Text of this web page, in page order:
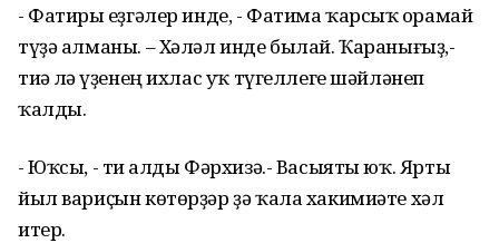
- Фатиры һеҙгәлер инде, - Фатима ҡарсыҡ һорамай
түҙә алманы. – Хәләл инде былай. Ҡаранығыҙ,-
тиһә лә һүҙенең ихлас уҡ түгеллеге шәйләнеп
ҡалды.
- Юҡсы, - ти һалды Фәрхизә.- Васыяты юҡ. Ярты
йыл вариҫын көтөрҙәр ҙә ҡала хакимиәте хәл
итер.